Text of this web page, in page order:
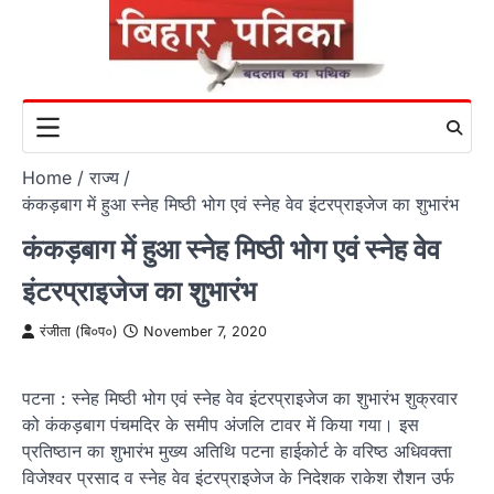
Home
राज्य
कंकड़बाग में हुआ स्नेह मिष्ठी भोग एवं स्नेह वेव इंटरप्राइजेज का शुभारंभ
कंकड़बाग में हुआ स्नेह मिष्ठी भोग एवं स्नेह वेव
इंटरप्राइजेज का शुभारंभ
रंजीता (बि०प०) November 7, 2020
पटना : स्नेह मिष्ठी भोग एवं स्नेह वेव इंटरप्राइजेज का शुभारंभ शुक्रवार
को कंकड़बाग पंचमदिर के समीप अंजलि टावर में किया गया। इस
प्रतिष्ठान का शुभारंभ मुख्य अतिथि पटना हाईकोर्ट के वरिष्ठ अधिवक्ता
विजेश्वर प्रसाद व स्नेह वेव इंटरप्राइजेज के निदेशक राकेश रौशन उर्फ